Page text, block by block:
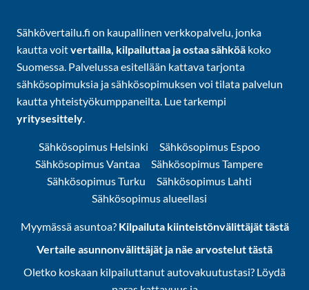
Sähkövertailu.fi on kaupallinen verkkopalvelu, jonka
kautta voitvertailla, kilpailuttaa ja ostaa sähköä koko
Suomessa. Palvelussa esitellään kattava tarjonta
sähkösopimuksia ja sähkösopimuksen voi tilata palvelun
kautta yhteistyökumppaneilta. Lue tarkempi
yritysesittely.
Sähkösopimus Helsinki
Sähkösopimus Espoo
Sähkösopimus Vantaa
Sähkösopimus Tampere
Sähkösopimus Turku
Sähkösopimus Lahti
Sähkösopimus alueellasi
Myymässä asuntoa? Kilpailuta kiinteistönvälittäjät tästä
Vertaile asunnonvälittäjät ja näe arvostelut tästä
Oletko koskaan kilpailuttanut autovakuutustasi? Löydä